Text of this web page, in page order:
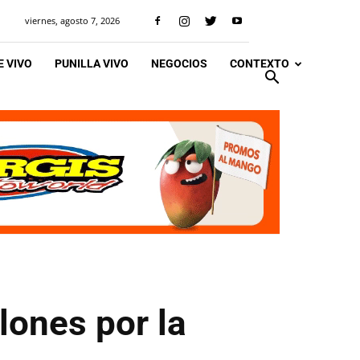
viernes, agosto 7, 2026
VIVO PUNILLA VIVO NEGOCIOS CONTEXTO
por la